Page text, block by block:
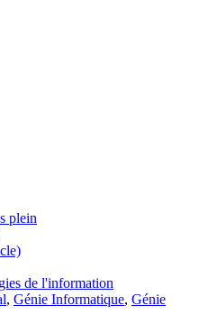
plein
de l'information
, Génie Informatique, Génie